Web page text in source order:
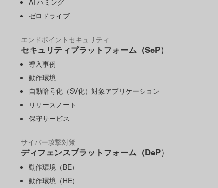
ゼロドライブ
エンドポイントセキュリティ
セキュリティプラットフォーム（SeP）
導入事例
動作環境
自動暗号化（SV化）対象アプリケーション
リリースノート
保守サービス
サイバー攻撃対策
ディフェンスプラットフォーム（DeP）
動作環境（BE）
動作環境（HE）